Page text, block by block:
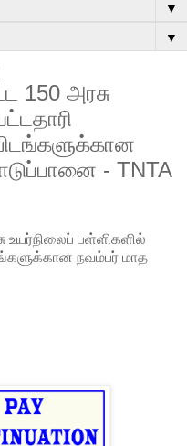
▼
▼
150 அரசு
- TNTA
உயர்நிலைப் பள்ளிகளில்
நவம்பர் மாத